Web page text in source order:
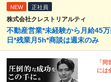
NEW 正社員
株式会社クレストリアルティ
不動産営業*未経験から月給45
日*残業月5h*商談は週末のみ
「
には